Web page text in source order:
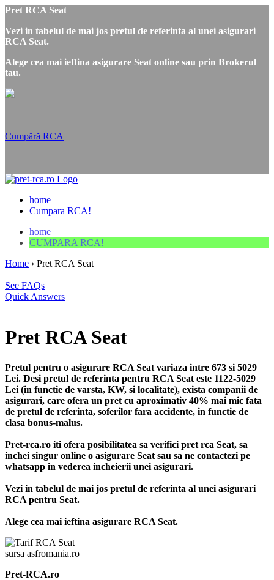
Pret RCA Seat
Vezi in tabelul de mai jos pretul de referinta al unei asigurari
RCA Seat.
Alege cea mai ieftina asigurare Seat online sau prin Brokerul
tau.
Cumpără RCA
home
Cumpara RCA!
home
CUMPARA RCA!
Home › Pret RCA Seat
See FAQs
Quick Answers
Pret RCA Seat
Pretul pentru o asigurare RCA Seat variaza intre 673 si 5029
Lei. Desi pretul de referinta pentru RCA Seat este 1122-5029
Lei (in functie de varsta, KW, si localitate), exista companii de
asigurari, care ofera un pret cu aproximativ 40% mai mic fata
de pretul de referinta, soferilor fara accidente, in functie de
clasa bonus-malus.
Pret-rca.ro iti ofera posibilitatea sa verifici pret rca Seat, sa
inchei singur online o asigurare Seat sau sa ne contactezi pe
whatsapp in vederea incheierii unei asigurari.
Vezi in tabelul de mai jos pretul de referinta al unei asigurari
RCA pentru Seat.
Alege cea mai ieftina asigurare RCA Seat.
sursa asfromania.ro
Pret-RCA.ro